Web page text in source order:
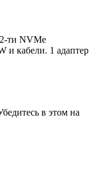
ти NVMe
и кабели. 1 адаптер
в этом на